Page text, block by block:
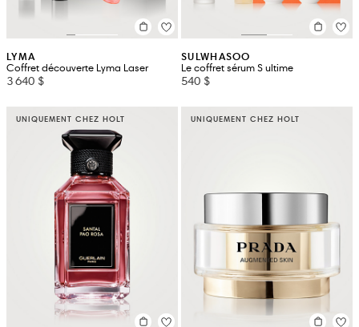
LYMA
Coffret découverte Lyma Laser
3 640 $
SULWHASOO
Le coffret sérum S ultime
540 $
UNIQUEMENT CHEZ HOLT UNIQUEMENT CHEZ HOLT